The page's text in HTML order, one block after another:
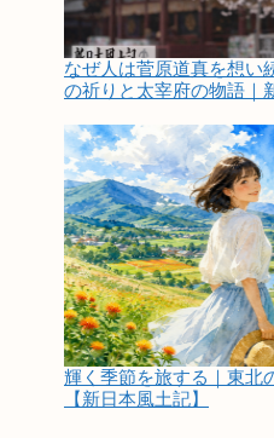
なぜ人は菅原道真を想い
の祈りと太宰府の物語｜
輝く季節を旅する｜東北
【新日本風土記】